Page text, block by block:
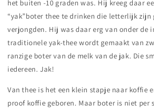
het buiten -10 graden was. Hij kreeg daar
“yak”boter thee te drinken die letterlijk zijn
verjongden. Hij was daar erg van onder de
traditionele yak-thee wordt gemaakt van
ranzige boter van de melk van de jak. Die
iedereen. Jak!
Van thee is het een klein stapje naar koffie
proof koffie geboren. Maar boter is niet per